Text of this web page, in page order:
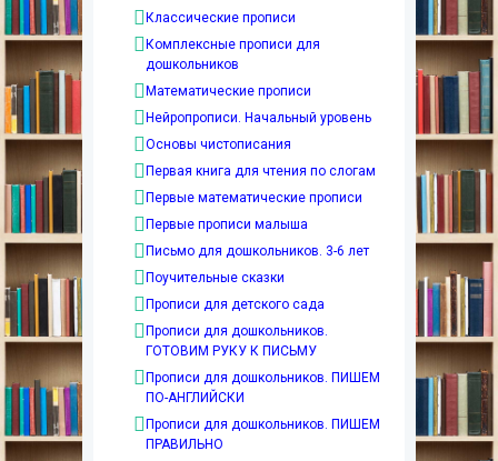
Классические прописи
Комплексные прописи для
дошкольников
Математические прописи
Нейропрописи. Начальный уровень
Основы чистописания
Первая книга для чтения по слогам
Первые математические прописи
Первые прописи малыша
Письмо для дошкольников. 3-6 лет
Поучительные сказки
Прописи для детского сада
Прописи для дошкольников.
ГОТОВИМ РУКУ К ПИСЬМУ
Прописи для дошкольников. ПИШЕМ
ПО-АНГЛИЙСКИ
Прописи для дошкольников. ПИШЕМ
ПРАВИЛЬНО